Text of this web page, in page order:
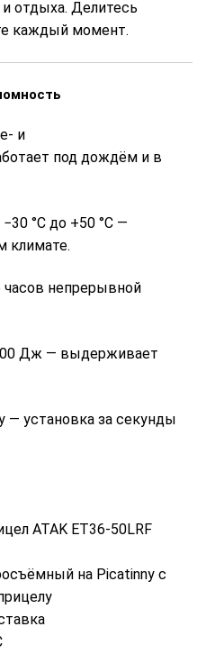
отдыха. Делитесь
каждый момент.
и
под дождём и в
°C до +50 °C —
климате.
часов непрерывной
Дж — выдерживает
— установка за секунды
ATAK ET36-50LRF
на Picatinny с